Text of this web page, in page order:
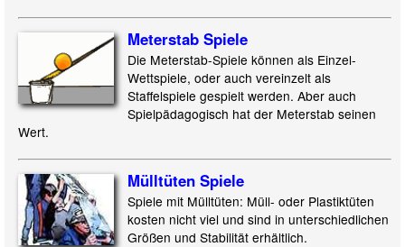
Meterstab Spiele
Die Meterstab-Spiele können als Einzel-
Wettspiele, oder auch vereinzelt als
Staffelspiele gespielt werden. Aber auch
Spielpädagogisch hat der Meterstab seinen
Wert.
Mülltüten Spiele
Spiele mit Mülltüten: Müll- oder Plastiktüten
kosten nicht viel und sind in unterschiedlichen
Größen und Stabilität erhältlich.